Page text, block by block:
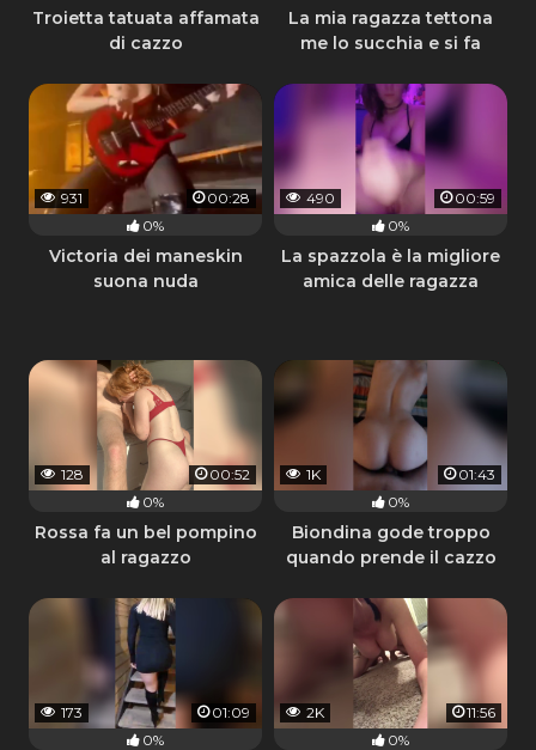
Troietta tatuata affamata
di cazzo
La mia ragazza tettona
me lo succhia e si fa
931
00:28
0%
Victoria dei maneskin
suona nuda
490
00:59
0%
La spazzola è la migliore
amica delle ragazza
128
00:52
0%
Rossa fa un bel pompino
al ragazzo
1K
01:43
0%
Biondina gode troppo
quando prende il cazzo
173
01:09
0%
2K
11:56
0%